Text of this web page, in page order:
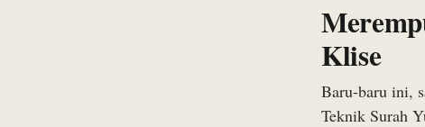
Klise
Baru-baru ini,
Teknik Surah